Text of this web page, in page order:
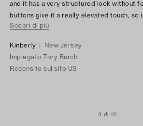
and it has a very structured look without
buttons give it a really elevated touch, so
modern. I’ve worn it with jeans and loafers
and has a slightly boxy shape, which I
perfect for dressing up or keeping casual.
recommend!
Scopri di più
Kinberly | New Jersey
Impiegato Tory Burch
Recensito sul sito US
3 di 10